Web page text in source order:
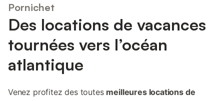
Pornichet
Des locations de vacances
tournées vers l’océan
atlantique
Venez profitez des toutes meilleures locations de